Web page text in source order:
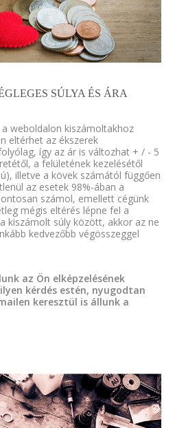
SÚLYA ÉS ÁRA
weboldalon kiszámoltakhoz
eltérhet az ékszerek
így az ár is változhat + / - 5
a felületének kezelésétől
illetve a kövek számától függően
az esetek 98%-ában a
számol, emellett cégünk
mégis eltérés lépne fel a
kiszámolt súly között, akkor az ne
kedvezőbb végösszeggel
az Ön elképzelésének
kérdés estén, nyugodtan
keresztül is állunk a